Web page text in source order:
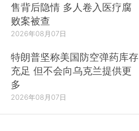
售背后隐情 多人卷入医疗腐
败案被查
2026年08月07日
特朗普坚称美国防空弹药库存
充足 但不会向乌克兰提供更
多
2026年08月07日